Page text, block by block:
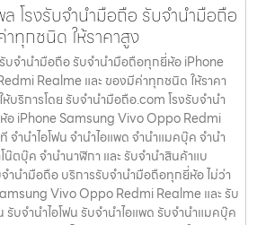
ล โรงรับจำนำมือถือ รับจำนำมือถือ
ทุกชนิด ให้ราคาสูง
รับจำนำมือถือ รับจำนำมือถือทุกยี่ห้อ iPhone
Realme และ ของมีค่าทุกชนิด ให้ราคา
บริการโดย รับจํานํามือถือ.com โรงรับจำนำ
อ iPhone Samsung Vivo Oppo Redmi
จำนำไอโฟน จำนำไอแพด จำนำแมคบุ๊ค จำนำ
น๊ตบุ๊ค จำนำนาฬิกา และ รับจำนำสินค้าแบ
จำนำมือถือ บริการรับจำนำมือถือทุกยี่ห้อ ไม่ว่า
Vivo Oppo Redmi Realme และ รับ
รับจำนำไอโฟน รับจำนำไอแพด รับจำนำแมคบุ๊ค